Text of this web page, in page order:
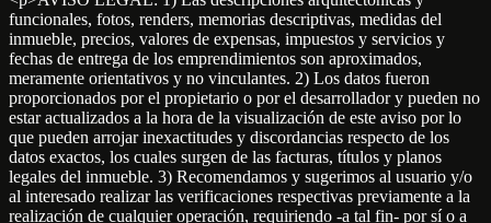
funcionales, fotos, renders, memorias descriptivas, medidas del
inmueble, precios, valores de expensas, impuestos y servicios y
fechas de entrega de los emprendimientos son aproximados,
meramente orientativos y no vinculantes. 2) Los datos fueron
proporcionados por el propietario o por el desarrollador y pueden no
estar actualizados a la hora de la visualización de este aviso por lo
que pueden arrojar inexactitudes y discordancias respecto de los
datos exactos, los cuales surgen de las facturas, títulos y planos
legales del inmueble. 3) Recomendamos y sugerimos al usuario y/o
al interesado realizar las verificaciones respectivas previamente a la
realización de cualquier operación, requiriendo -a tal fin- por sí o a